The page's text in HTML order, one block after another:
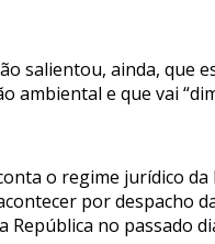
salientou, ainda, que
ambiental e que vai
o regime jurídico
por despacho
República no passado